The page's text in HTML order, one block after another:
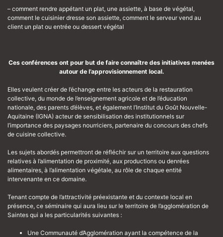
– comment rendre appétant un plat, une assiette, à base de végétal,
comment le cuisinier dresse son assiette, comment le serveur vend au
client un plat ou entrée ou dessert végétal
Ces conférences ont pour but de faire connaître des initiatives menées
autour de l’approvisionnement local.
Elles veulent créer de l’échange entre les acteurs de la restauration
collective, du monde de l’enseignement agricole et de l’éducation
nationale, des parents d’élèves, et également l’Institut du Goût Nouvelle-
Aquitaine (IGNA) acteur de sensibilisation des institutionnels sur
l’importance des paysages nourriciers, partenaire du concours des chefs
de cuisine collective.
Les sujets abordés permettront de réfléchir sur un territoire aux questions
relatives à l’alimentation de proximité, aux productions ou denrées
alimentaires, à l’alimentation végétale, au rôle de chaque entité
intervenante en ce domaine.
Tenant compte de l’attractivité préexistante et du contexte local en
présence, ce séminaire qui aura lieu sur le territoire de l’agglomération de
Saintes qui a les particularités suivantes :
Une Communauté d’Agglomération ayant la compétence de la